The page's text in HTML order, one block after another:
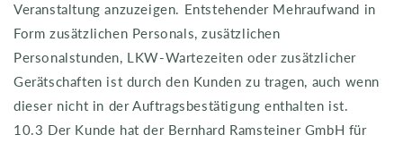
Veranstaltung anzuzeigen. Entstehender Mehraufwand in
Form zusätzlichen Personals, zusätzlichen
Personalstunden, LKW-Wartezeiten oder zusätzlicher
Gerätschaften ist durch den Kunden zu tragen, auch wenn
dieser nicht in der Auftragsbestätigung enthalten ist.
10.3 Der Kunde hat der Bernhard Ramsteiner GmbH für